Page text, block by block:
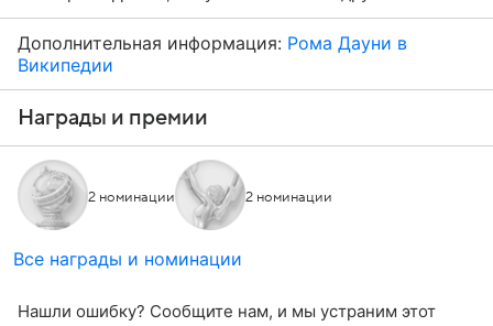
Награды и премии
2 номинации 2 номинации
Все награды и номинации
Дополнительная информация: Рома Дауни в
Википедии
Нашли ошибку? Сообщите нам, и мы устраним этот